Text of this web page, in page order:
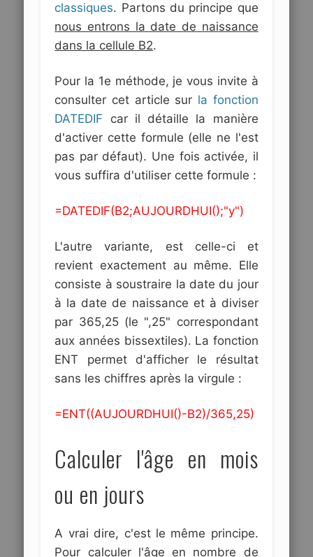
classiques. Partons du principe que
nous entrons la date de naissance
dans la cellule B2.
Pour la 1e méthode, je vous invite à
consulter cet article sur la fonction
DATEDIF car il détaille la manière
d'activer cette formule (elle ne l'est
pas par défaut). Une fois activée, il
vous suffira d'utiliser cette formule :
=DATEDIF(B2;AUJOURDHUI();"y")
L'autre variante, est celle-ci et
revient exactement au même. Elle
consiste à soustraire la date du jour
à la date de naissance et à diviser
par 365,25 (le ",25" correspondant
aux années bissextiles). La fonction
ENT permet d'afficher le résultat
sans les chiffres après la virgule :
=ENT((AUJOURDHUI()-B2)/365,25)
Calculer l'âge en mois
ou en jours
A vrai dire, c'est le même principe.
Pour calculer l'âge en nombre de